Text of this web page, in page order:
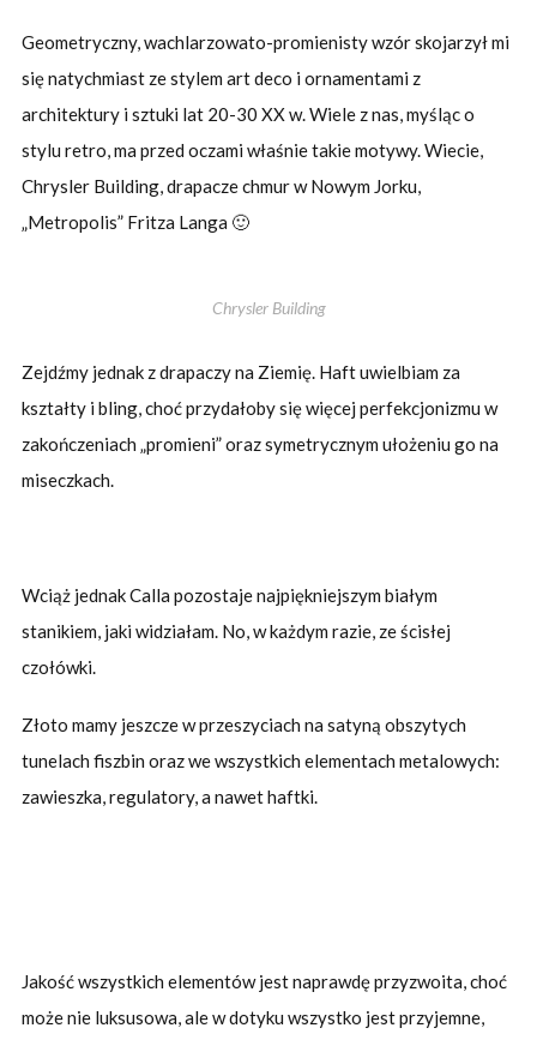
Geometryczny, wachlarzowato-promienisty wzór skojarzył mi
się natychmiast ze stylem art deco i ornamentami z
architektury i sztuki lat 20-30 XX w. Wiele z nas, myśląc o
stylu retro, ma przed oczami właśnie takie motywy. Wiecie,
Chrysler Building, drapacze chmur w Nowym Jorku,
„Metropolis” Fritza Langa 🙂
Chrysler Building
Zejdźmy jednak z drapaczy na Ziemię. Haft uwielbiam za
kształty i bling, choć przydałoby się więcej perfekcjonizmu w
zakończeniach „promieni” oraz symetrycznym ułożeniu go na
miseczkach.
Wciąż jednak Calla pozostaje najpiękniejszym białym
stanikiem, jaki widziałam. No, w każdym razie, ze ścisłej
czołówki.
Złoto mamy jeszcze w przeszyciach na satyną obszytych
tunelach fiszbin oraz we wszystkich elementach metalowych:
zawieszka, regulatory, a nawet haftki.
Jakość wszystkich elementów jest naprawdę przyzwoita, choć
może nie luksusowa, ale w dotyku wszystko jest przyjemne,